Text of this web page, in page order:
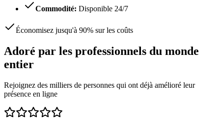
Commodité: Disponible 24/7
Économisez jusqu'à 90% sur les coûts
Adoré par les professionnels du monde
entier
Rejoignez des milliers de personnes qui ont déjà amélioré leur
présence en ligne